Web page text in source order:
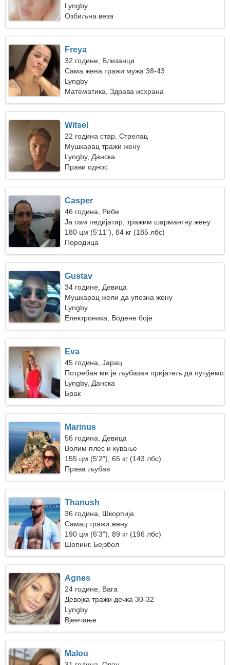
Lyngby
Озбиљна веза
Freya
32 године, Близанци
Сама жена тражи мужа 38-43
Lyngby
Математика, Здрава исхрана
Witsel
22 година стар, Стрелац
Мушкарац тражи жену
Lyngby, Данска
Прави однос
Casper
46 година, Рибе
Ја сам педијатар, тражим шармантну жену
180 цм (5'11"), 84 кг (185 лбс)
Породица
Gustav
34 године, Девица
Мушкарац жели да упозна жену
Lyngby
Електроника, Водене боје
Eva
45 година, Јарац
Потребан ми је љубазан пријатељ да путујемо
заједно
Lyngby, Данска
Брак
Marinus
56 година, Девица
Волим плес и кување
155 цм (5'2"), 65 кг (143 лбс)
Права љубав
Thanush
36 година, Шкорпија
Самац тражи жену
190 цм (6'3"), 89 кг (196 лбс)
Шопинг, Бејзбол
Agnes
24 године, Вага
Девојка тражи дечка 30-32
Lyngby
Вјенчање
Malou